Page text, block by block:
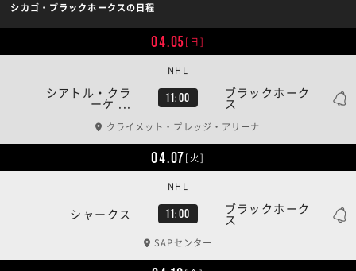
シカゴ・ブラックホークスの日程
04.05[日]
シアトル・クラ
ーケ ... 11:00 ブラックホーク
ス
NHL
クライメット・プレッジ・アリーナ
04.07[火]
シャークス 11:00 ブラックホーク
ス
NHL
SAPセンター